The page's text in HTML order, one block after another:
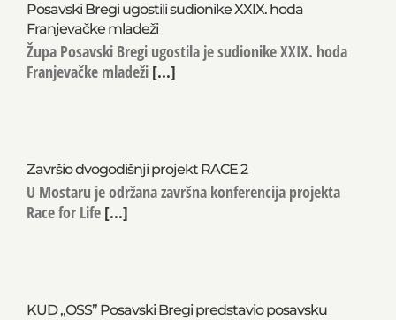
Posavski Bregi ugostili sudionike XXIX. hoda
Franjevačke mladeži
Župa Posavski Bregi ugostila je sudionike XXIX. hoda
Franjevačke mladeži [...]
Završio dvogodišnji projekt RACE 2
U Mostaru je održana završna konferencija projekta
Race for Life [...]
KUD „OSS” Posavski Bregi predstavio posavsku